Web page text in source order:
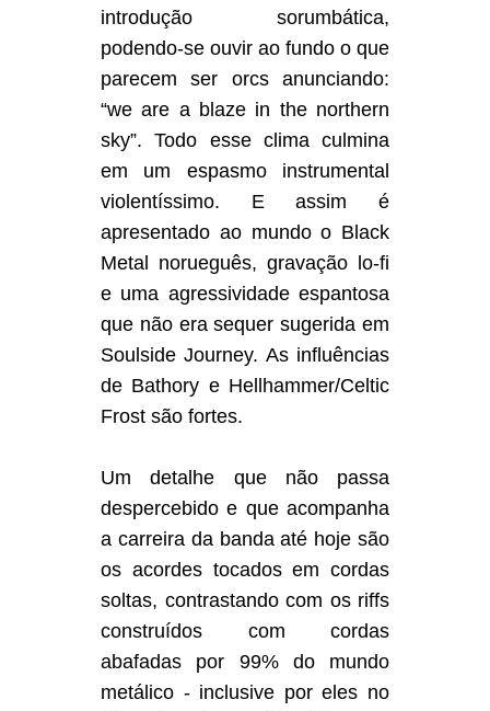
introdução sorumbática,
podendo-se ouvir ao fundo o que
parecem ser orcs anunciando:
“we are a blaze in the northern
sky”. Todo esse clima culmina
em um espasmo instrumental
violentíssimo. E assim é
apresentado ao mundo o Black
Metal norueguês, gravação lo-fi
e uma agressividade espantosa
que não era sequer sugerida em
Soulside Journey. As influências
de Bathory e Hellhammer/Celtic
Frost são fortes.
Um detalhe que não passa
despercebido e que acompanha
a carreira da banda até hoje são
os acordes tocados em cordas
soltas, contrastando com os riffs
construídos com cordas
abafadas por 99% do mundo
metálico - inclusive por eles no